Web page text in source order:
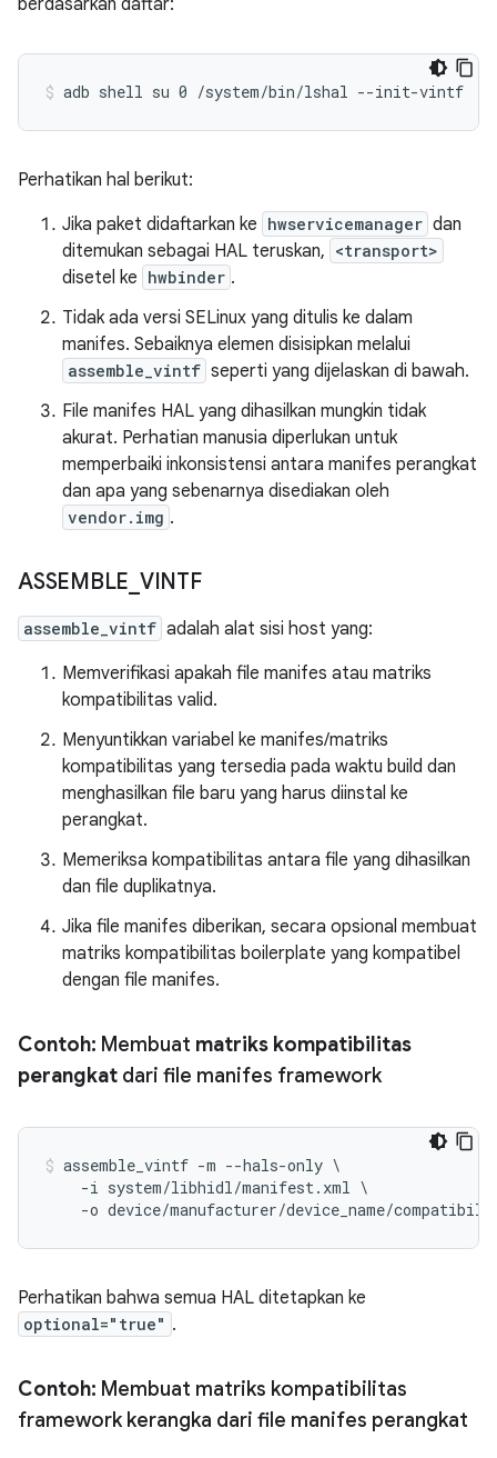
berdasarkan daftar:
Perhatikan hal berikut:
Jika paket didaftarkan ke hwservicemanager dan
ditemukan sebagai HAL teruskan, <transport>
disetel ke hwbinder .
Tidak ada versi SELinux yang ditulis ke dalam
manifes. Sebaiknya elemen disisipkan melalui
assemble_vintf seperti yang dijelaskan di bawah.
File manifes HAL yang dihasilkan mungkin tidak
akurat. Perhatian manusia diperlukan untuk
memperbaiki inkonsistensi antara manifes perangkat
dan apa yang sebenarnya disediakan oleh
vendor.img .
ASSEMBLE VINTF
assemble_vintf adalah alat sisi host yang:
Memverifikasi apakah file manifes atau matriks
kompatibilitas valid.
Menyuntikkan variabel ke manifes/matriks
kompatibilitas yang tersedia pada waktu build dan
menghasilkan file baru yang harus diinstal ke
perangkat.
Memeriksa kompatibilitas antara file yang dihasilkan
dan file duplikatnya.
Jika file manifes diberikan, secara opsional membuat
matriks kompatibilitas boilerplate yang kompatibel
dengan file manifes.
Contoh: Membuat matriks kompatibilitas
perangkat dari file manifes framework
assemble_vintf -m --hals-only \
    -i system/libhidl/manifest.xml \
Perhatikan bahwa semua HAL ditetapkan ke
optional="true" .
Contoh: Membuat matriks kompatibilitas
framework kerangka dari file manifes perangkat